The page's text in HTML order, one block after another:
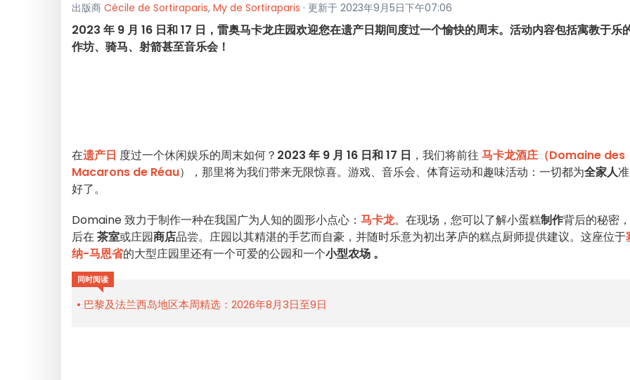
出版商 Cécile de Sortiraparis, My de Sortiraparis · 更新于 2023年9月5日下午07:06
2023 年 9 月 16 日和 17 日，雷奥马卡龙庄园欢迎您在遗产日期间度过一个愉快的周末。活动内容包括寓教于乐
作坊、骑马、射箭甚至音乐会！
在遗产日 度过一个休闲娱乐的周末如何？ 2023 年 9 月 16 日和 17 日 ，我们将前往马卡龙酒庄（Domaine des
Macarons de Réau），那里将为我们带来无限惊喜。游戏、音乐会、体育运动和趣味活动：一切都为全家人
好了。
Domaine 致力于制作一种在我国广为人知的圆形小点心： 马卡龙。在现场，您可以了解小蛋糕制作背后的秘密
后在茶室或庄园商店品尝。庄园以其精湛的手艺而自豪，并随时乐意为初出茅庐的糕点厨师提供建议。这座位于
纳-马恩省的大型庄园里还有一个可爱的公园和一个小型农场 。
同时阅读
巴黎及法兰西岛地区本周精选：2026年8月3日至9日